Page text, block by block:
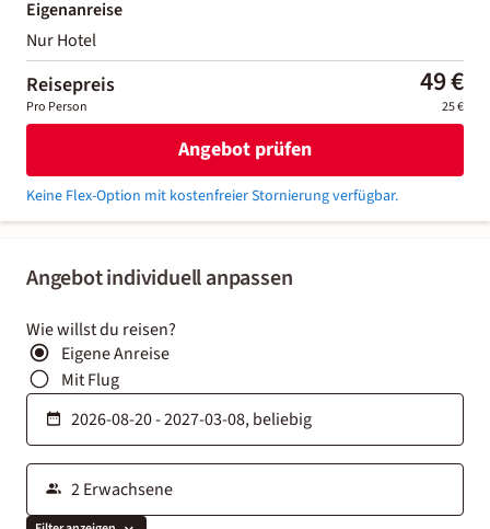
Angebot individuell anpassen
Wie willst du reisen?
Eigene Anreise
Mit Flug
Eigenanreise
Nur Hotel
Reisepreis 49 €
Pro Person 25 €
Angebot prüfen
Keine Flex-Option mit kostenfreier Stornierung verfügbar.